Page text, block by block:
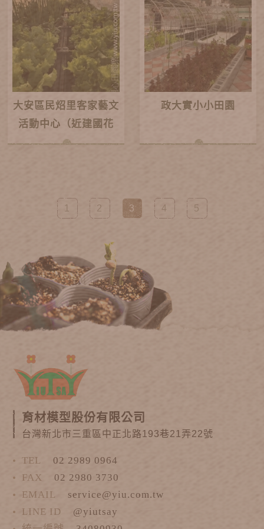
大安區民炤里客家藝文
活動中心（近建國花
市）
政大實小小田園
1 2 3 4 5
育材模型股份有限公司
台灣新北市三重區中正北路193巷21弄22號
TEL
02 2989 0964
FAX
02 2980 3730
EMAIL
service@yiu.com.tw
LINE ID
@yiutsay